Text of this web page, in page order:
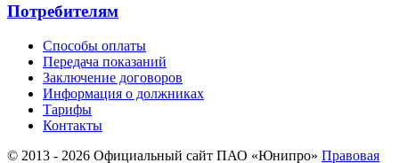
Потребителям
Способы оплаты
Передача показаний
Заключение договоров
Информация о должниках
Тарифы
Контакты
© 2013 - 2026 Официальный сайт ПАО «Юнипро» Правовая